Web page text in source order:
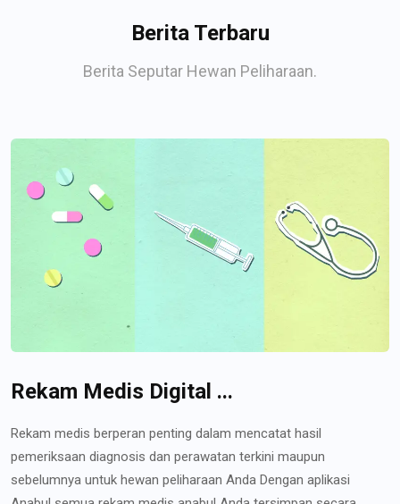
Berita Terbaru
Berita Seputar Hewan Peliharaan.
Rekam Medis Digital ...
Rekam medis berperan penting dalam mencatat hasil
pemeriksaan diagnosis dan perawatan terkini maupun
sebelumnya untuk hewan peliharaan Anda Dengan aplikasi